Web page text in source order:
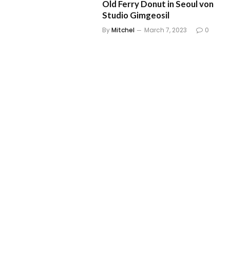
Old Ferry Donut in Seoul von
Studio Gimgeosil
ByMitchel March 7, 2023 0